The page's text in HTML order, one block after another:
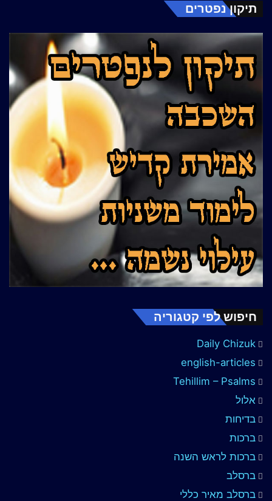
תיקון נפטרים
חיפוש לפי קטגוריה
Daily Chizuk
english-articles
Tehillim – Psalms
אלול
בדיחות
ברכות
ברכות לראש השנה
ברסלב
ברסלב מאיר כללי